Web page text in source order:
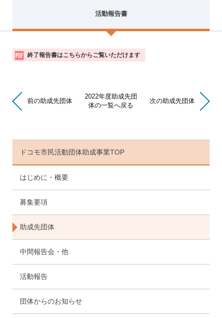
活動報告書
活
動
終了報告書はこちらからご覧いただけます
前の助成先団体
2022年度助成先団
体の一覧へ戻る
次の助成先団体
ドコモ市民活動団体助成事業TOP
はじめに・概要
募集要項
助成先団体
中間報告会・他
活動報告
団体からのお知らせ